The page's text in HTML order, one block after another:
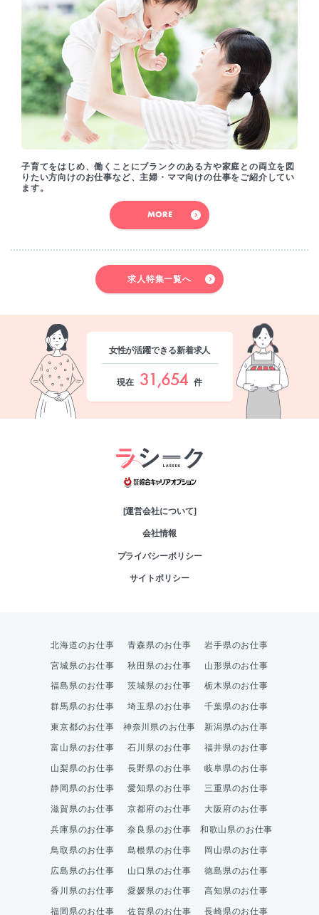
子育てをはじめ、働くことにブランクのある方や家庭との両立を図
りたい方向けのお仕事など、主婦・ママ向けの仕事をご紹介してい
ます。
MORE
求人特集一覧へ
女性が活躍できる新着求人
現在 31,654 件
[運営会社について]
会社情報
プライバシーポリシー
サイトポリシー
北海道のお仕事 青森県のお仕事 岩手県のお仕事
宮城県のお仕事 秋田県のお仕事 山形県のお仕事
福島県のお仕事 茨城県のお仕事 栃木県のお仕事
群馬県のお仕事 埼玉県のお仕事 千葉県のお仕事
東京都のお仕事 神奈川県のお仕事 新潟県のお仕事
富山県のお仕事 石川県のお仕事 福井県のお仕事
山梨県のお仕事 長野県のお仕事 岐阜県のお仕事
静岡県のお仕事 愛知県のお仕事 三重県のお仕事
滋賀県のお仕事 京都府のお仕事 大阪府のお仕事
兵庫県のお仕事 奈良県のお仕事 和歌山県のお仕事
鳥取県のお仕事 島根県のお仕事 岡山県のお仕事
広島県のお仕事 山口県のお仕事 徳島県のお仕事
香川県のお仕事 愛媛県のお仕事 高知県のお仕事
福岡県のお仕事 佐賀県のお仕事 長崎県のお仕事